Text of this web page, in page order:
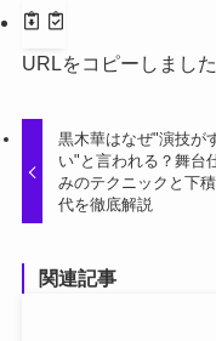
URLをコピーしました
黒木華はなぜ"演技が
い"と言われる？舞台
みのテクニックと下
代を徹底解説
関連記事